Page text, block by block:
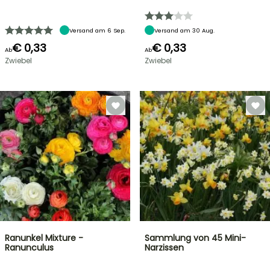
Versand am 6 Sep.
Ab€ 0,33
Zwiebel
Versand am 30 Aug.
Ab€ 0,33
Zwiebel
Ranunkel Mixture -
Ranunculus
Sammlung von 45 Mini-
Narzissen